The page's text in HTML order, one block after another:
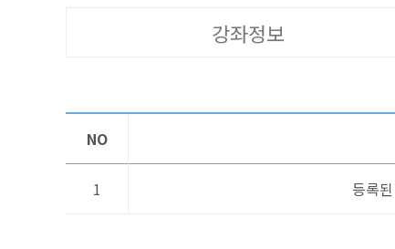
강좌정보
NO
1 등록